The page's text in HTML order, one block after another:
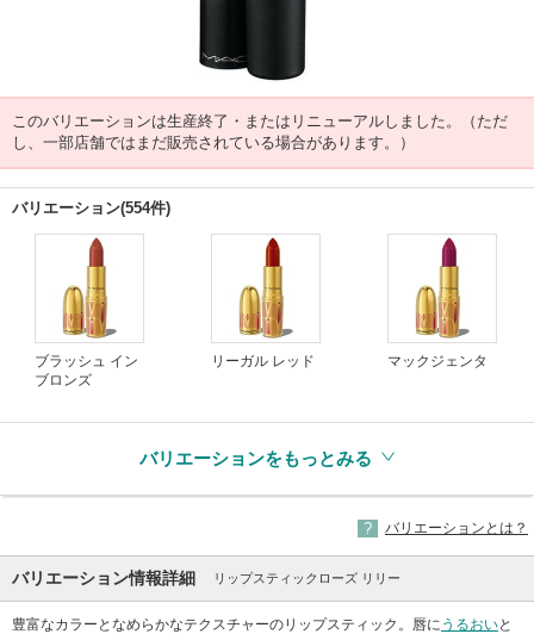
このバリエーションは生産終了・またはリニューアルしました。（ただ
し、一部店舗ではまだ販売されている場合があります。）
バリエーション(554件)
ブラッシュ イン
ブロンズ
リーガル レッド マックジェンタ
バリエーションをもっとみる
バリエーションとは？
バリエーション情報詳細 リップスティックローズ リリー
豊富なカラーとなめらかなテクスチャーのリップスティック。唇に うるおいと